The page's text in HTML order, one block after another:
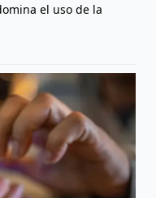
el uso de la